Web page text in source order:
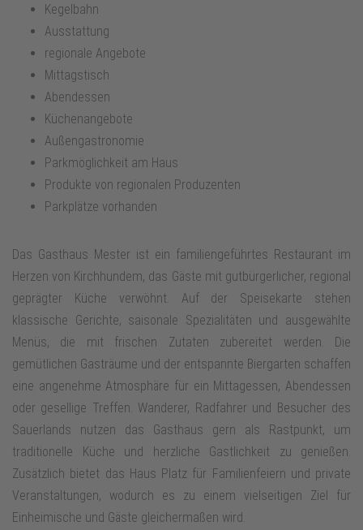
Kegelbahn
Ausstattung
regionale Angebote
Mittagstisch
Abendessen
Küchenangebote
Außengastronomie
Parkmöglichkeit am Haus
Produkte von regionalen Produzenten
Parkplätze vorhanden
Das Gasthaus Mester ist ein familiengeführtes Restaurant im
Herzen von Kirchhundem, das Gäste mit gutbürgerlicher, regional
geprägter Küche verwöhnt. Auf der Speisekarte stehen
klassische Gerichte, saisonale Spezialitäten und ausgewählte
Menüs, die mit frischen Zutaten zubereitet werden. Die
gemütlichen Gasträume und der entspannte Biergarten schaffen
eine angenehme Atmosphäre für ein Mittagessen, Abendessen
oder gesellige Treffen. Wanderer, Radfahrer und Besucher des
Sauerlands nutzen das Gasthaus gern als Rastpunkt, um
traditionelle Küche und herzliche Gastlichkeit zu genießen.
Zusätzlich bietet das Haus Platz für Familienfeiern und private
Veranstaltungen, wodurch es zu einem vielseitigen Ziel für
Einheimische und Gäste gleichermaßen wird.